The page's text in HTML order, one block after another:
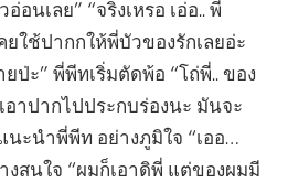
อนเลย” “จริงเหรอ เอ่อ.. พี่
ใช้ปากกให้พี่บัวของรักเลยอ่ะ
ป่ะ” พี่พีทเริ่มตัดพ้อ “โถ่พี่.. ของ
อาปากไปประกบร่องนะ มันจะ
นะนำพี่พีท อย่างภูมิใจ “เออ…
งสนใจ “ผมก็เอาดิพี่ แต่ของผมมี